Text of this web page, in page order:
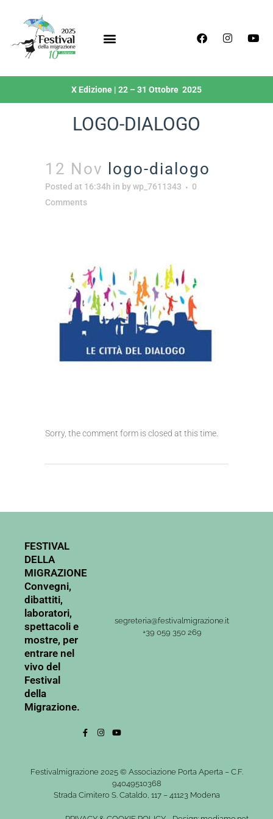
X Edizione | 22 – 31 Ottobre 2025
LOGO-DIALOGO
12 Nov logo-dialogo
Posted at 16:34h in bywp_7611343
0
Comments
Sorry, the comment form is closed at this time.
FESTIVAL
DELLA
MIGRAZIONE
Convegni,
dibattiti,
laboratori,
spettacoli e
mostre, per
entrare nel
vivo del
Festival
della
Migrazione.
segreteria@festivalmigrazione.it
+39 059 350 269
Festivalmigrazione 2025 © Associazione Porta Aperta – C.F.
94049510368
Strada Cimitero S. Cataldo, 117 – 41123 Modena